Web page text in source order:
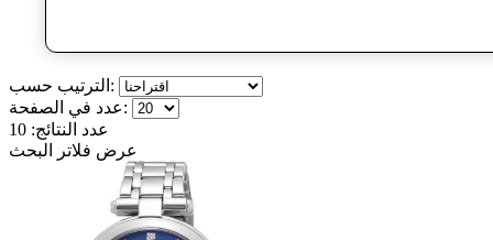
الترتيب حسب:
عدد في الصفحة:
عدد النتائج: 10
عرض فلاتر البحث